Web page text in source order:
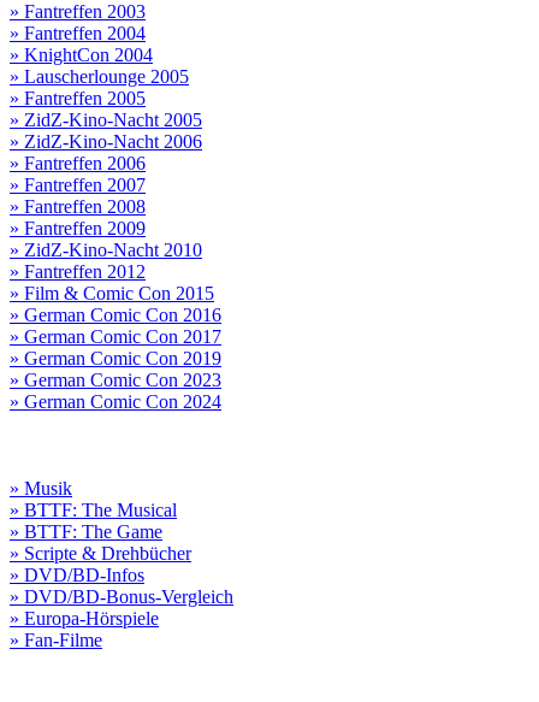
» Fantreffen 2003
» Fantreffen 2004
» KnightCon 2004
» Lauscherlounge 2005
» Fantreffen 2005
» ZidZ-Kino-Nacht 2005
» ZidZ-Kino-Nacht 2006
» Fantreffen 2006
» Fantreffen 2007
» Fantreffen 2008
» Fantreffen 2009
» ZidZ-Kino-Nacht 2010
» Fantreffen 2012
» Film & Comic Con 2015
» German Comic Con 2016
» German Comic Con 2017
» German Comic Con 2019
» German Comic Con 2023
» German Comic Con 2024
» Musik
» BTTF: The Musical
» BTTF: The Game
» Scripte & Drehbücher
» DVD/BD-Infos
» DVD/BD-Bonus-Vergleich
» Europa-Hörspiele
» Fan-Filme